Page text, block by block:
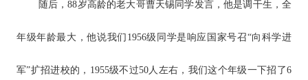
随后，88岁高龄的老大哥曹天锡同学发言，他是调干生，全
年级年龄最大，他说我们1956级同学是响应国家号召“向科学进
军”扩招进校的，1955级不过50人左右，我们这个年级一下招了6